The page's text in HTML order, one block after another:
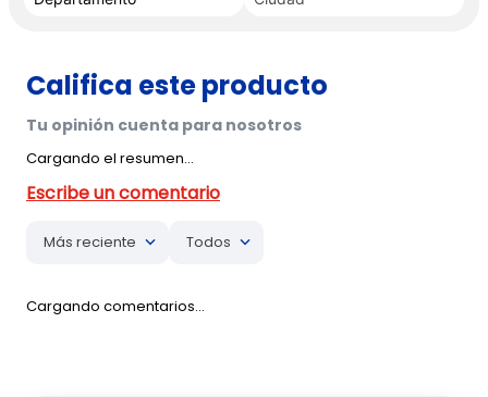
Cargando el resumen…
Más reciente Todos
Cargando comentarios…